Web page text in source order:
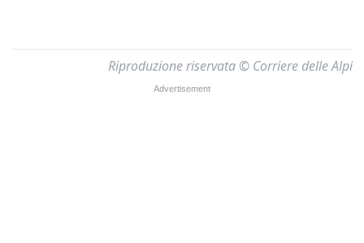
Riproduzione riservata © Corriere delle Alpi